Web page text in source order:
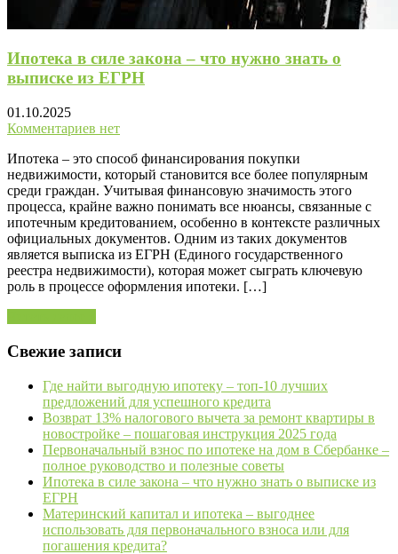
Ипотека в силе закона – что нужно знать о
выписке из ЕГРН
01.10.2025
Комментариев нет
Ипотека – это способ финансирования покупки
недвижимости, который становится все более популярным
среди граждан. Учитывая финансовую значимость этого
процесса, крайне важно понимать все нюансы, связанные с
ипотечным кредитованием, особенно в контексте различных
официальных документов. Одним из таких документов
является выписка из ЕГРН (Единого государственного
реестра недвижимости), которая может сыграть ключевую
роль в процессе оформления ипотеки. […]
Свежие записи
Где найти выгодную ипотеку – топ-10 лучших
предложений для успешного кредита
Возврат 13% налогового вычета за ремонт квартиры в
новостройке – пошаговая инструкция 2025 года
Первоначальный взнос по ипотеке на дом в Сбербанке –
полное руководство и полезные советы
Ипотека в силе закона – что нужно знать о выписке из
ЕГРН
Материнский капитал и ипотека – выгоднее
использовать для первоначального взноса или для
погашения кредита?